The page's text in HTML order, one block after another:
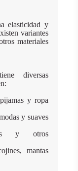
elasticidad y
variantes
materiales
diversas
y ropa
y suaves
y otros
mantas